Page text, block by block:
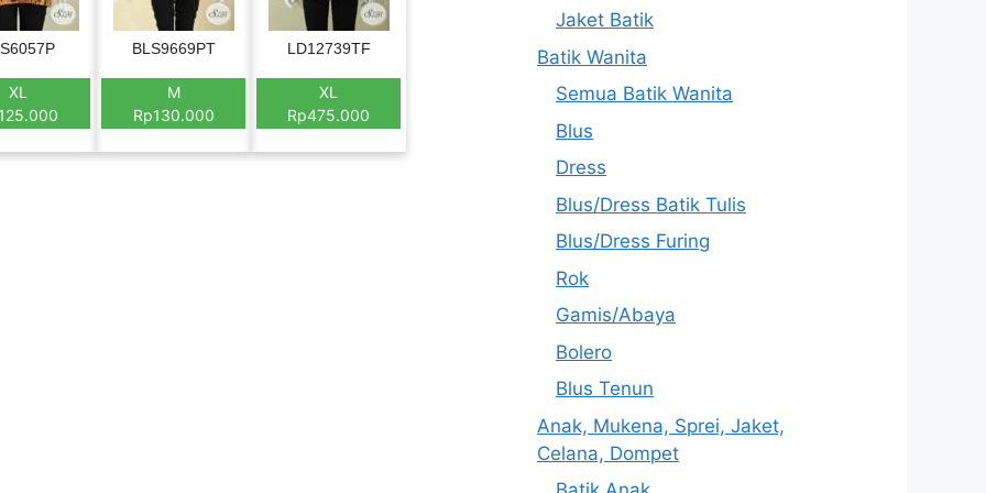
XL
BLS9669PT
M
Rp130.000
LD12739TF
XL
Rp475.000
Jaket Batik
Batik Wanita
Semua Batik Wanita
Blus
Dress
Blus/Dress Batik Tulis
Blus/Dress Furing
Rok
Gamis/Abaya
Bolero
Blus Tenun
Anak, Mukena, Sprei, Jaket,
Celana, Dompet